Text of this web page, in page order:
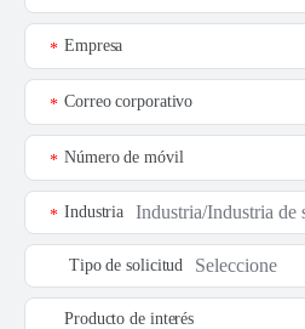
Empresa
*
Correo corporativo
*
Número de móvil
*
Industria
*
Tipo de solicitud
Producto de interés